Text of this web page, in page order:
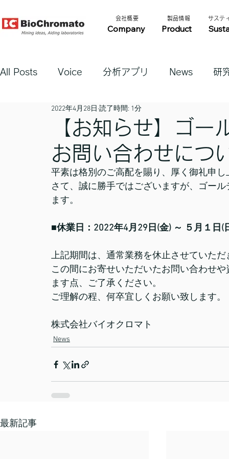
Company Product
​製品情報​​
​会社概要​​ サステ
All Posts Voice 分析アプリ News 研
【お知らせ】ゴー
お問い合わせにつ
2022年4月28日 読了時間: 1分
平素は格別のご高配を賜り、厚く御礼申し
さて、誠に勝手ではございますが、ゴー
ます。
■休業日：2022年4月29日(金) ～ ５月１日(
上記期間は、通常業務を休止させていただ
この間にお寄せいただいたお問い合わせ
ます点、ご了承ください。
ご理解の程、何卒宜しくお願い致します。
株式会社バイオクロマト
News
最新記事